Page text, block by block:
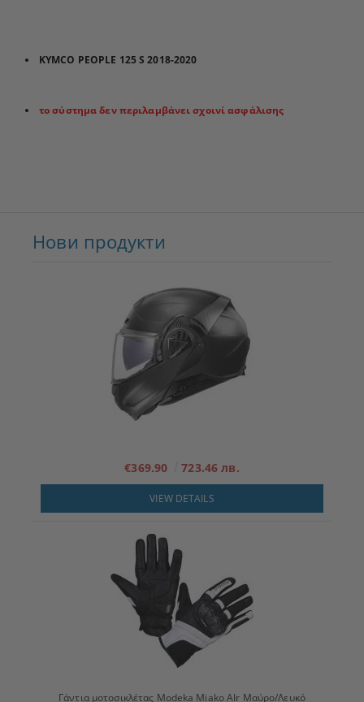
KYMCO PEOPLE 125 S 2018-2020
το σύστημα δεν περιλαμβάνει σχοινί ασφάλισης
Нови продукти
€369.90 723.46 лв.
VIEW DETAILS
Γάντια μοτοσικλέτας Modeka Miako AIr Μαύρο/Λευκό